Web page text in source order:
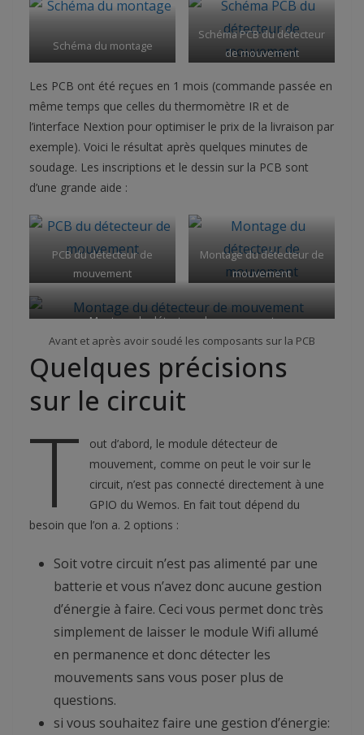
Schéma du montage
Schéma PCB du détecteur
de mouvement
Les PCB ont été reçues en 1 mois (commande passée en
même temps que celles du thermomètre IR et de
l’interface Nextion pour optimiser le prix de la livraison par
exemple). Voici le résultat après quelques minutes de
soudage. Les inscriptions et le dessin sur la PCB sont
d’une grande aide :
PCB du détecteur de
mouvement
Montage du détecteur de
mouvement
Montage du détecteur de mouvement
Avant et après avoir soudé les composants sur la PCB
Quelques précisions
sur le circuit
T
out d’abord, le module détecteur de
mouvement, comme on peut le voir sur le
circuit, n’est pas connecté directement à une
GPIO du Wemos. En fait tout dépend du
besoin que l’on a. 2 options :
Soit votre circuit n’est pas alimenté par une
batterie et vous n’avez donc aucune gestion
d’énergie à faire. Ceci vous permet donc très
simplement de laisser le module Wifi allumé
en permanence et donc détecter les
mouvements sans vous poser plus de
questions.
si vous souhaitez faire une gestion d’énergie: